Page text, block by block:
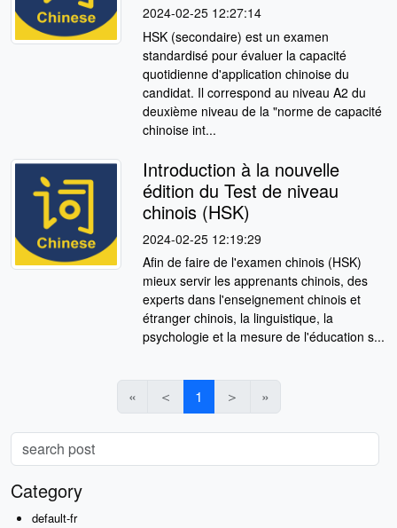
2024-02-25 12:27:14
HSK (secondaire) est un examen
standardisé pour évaluer la capacité
quotidienne d'application chinoise du
candidat. Il correspond au niveau A2 du
deuxième niveau de la "norme de capacité
chinoise int...
Introduction à la nouvelle
édition du Test de niveau
chinois (HSK)
2024-02-25 12:19:29
Afin de faire de l'examen chinois (HSK)
mieux servir les apprenants chinois, des
experts dans l'enseignement chinois et
étranger chinois, la linguistique, la
psychologie et la mesure de l'éducation s...
« ＜ 1 ＞ »
Category
default-fr